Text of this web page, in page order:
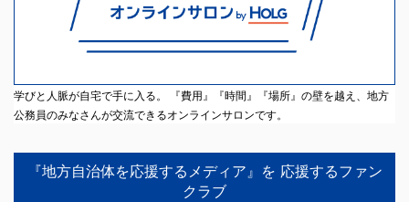
学びと人脈が自宅で手に入る。 『費用』『時間』『場所』の壁を越え、地方
公務員のみなさんが交流できるオンラインサロンです。
『地方自治体を応援するメディア』を 応援するファン
クラブ